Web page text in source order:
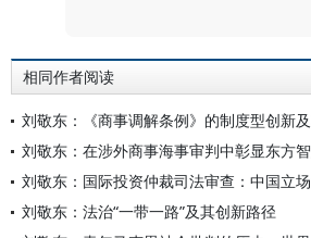
相同作者阅读
刘敬东：《商事调解条例》的制度型创新
刘敬东：在涉外商事海事审判中彰显东方
刘敬东：国际投资仲裁司法审查：中国立
刘敬东：法治“一带一路”及其创新路径